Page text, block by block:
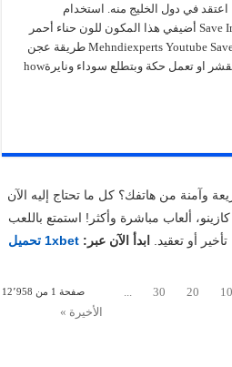
في دول الخليج منه. استخدام
المجفف يفسد رسم الحناء. Save Image أضيفي هذا المكون للون حناء أحمر
غامق لون النقش الهندي Mehndiexperts Youtube Save Image طريقة عجن
الحناء السوداني بالقرض بدون تتقشر او تعمل حكة وبتطلع سوداء ونايرةhow
وآمنة من هاتفك؟ كل ما تحتاج إليه الآن
ألعاب مباشرة وأكثر! استمتع باللعب
أو تعقيد.
ابدأ الآن عبر: 1xbet تحميل
صفحة 1 من 12٬958 10
20
30
الأخيرة »